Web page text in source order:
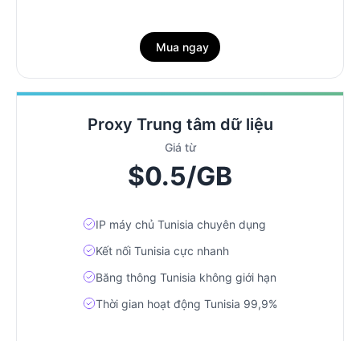
Mua ngay
Proxy Trung tâm dữ liệu
Giá từ
$0.5/GB
IP máy chủ Tunisia chuyên dụng
Kết nối Tunisia cực nhanh
Băng thông Tunisia không giới hạn
Thời gian hoạt động Tunisia 99,9%